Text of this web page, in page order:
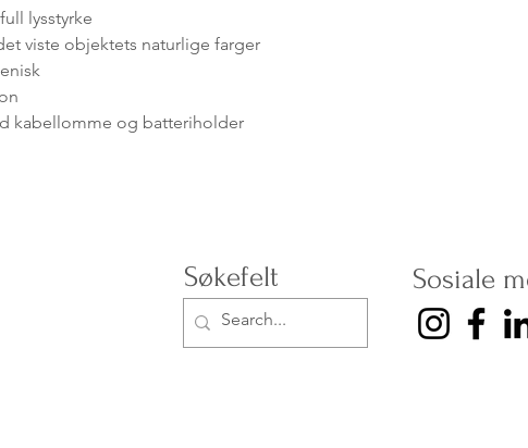
lysstyrke
viste objektets naturlige farger
kabellomme og batteriholder
Søkefelt Sosiale